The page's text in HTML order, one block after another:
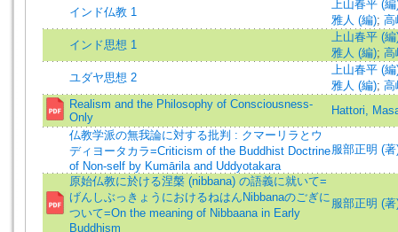
インド仏教 1
上山春平 (編
雅人 (編); 高
インド思想 1
上山春平 (編
雅人 (編); 高
ユダヤ思想 2
上山春平 (編
雅人 (編); 高
Realism and the Philosophy of Consciousness-
Only
Hattori,
仏教学派の無我論に対する批判 : クマーリラとウ
ディヨータカラ=Criticism of the Buddhist Doctrine
of Non-self by Kumārila and Uddyotakara
服部正明 (
原始仏教に於ける涅槃 (nibbana) の語義に就いて=
げんしぶっきょうにおけるねはんNibbanaのごぎに
ついて=On the meaning of Nibbaana in Early
Buddhism
服部正明 (